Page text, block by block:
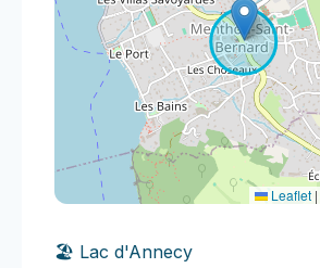
Leaflet |
🏖️ Lac d'Annecy